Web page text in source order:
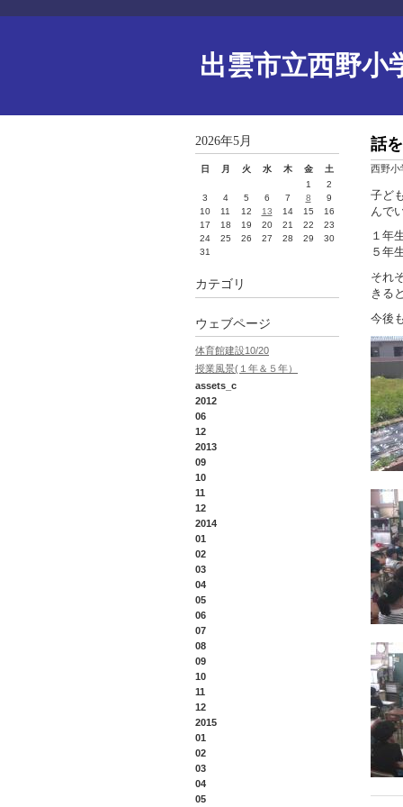
出雲市立西野小
話
西野小
子ど
んで
１年
５年
それ
きる
今後
2026年5月
日 月 火 水 木 金
土
1
2
3
4 5 6 7 8
9
10
11 12 13 14 15
16
17
18 19 20 21 22
23
24
25 26 27 28 29
30
31
カテゴリ
ウェブページ
体育館建設10/20
授業風景(１年＆５年）
assets_c
2012
06
12
2013
09
10
11
12
2014
01
02
03
04
05
06
07
08
09
10
11
12
2015
01
02
03
04
05